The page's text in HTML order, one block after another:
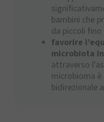
bambini che
da piccoli
favorire
microbiota
attraverso
microbioma
bidirezionale